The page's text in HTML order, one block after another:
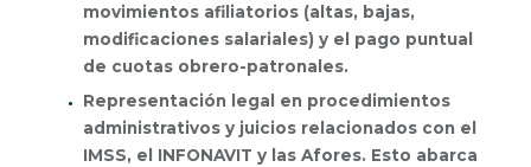
movimientos afiliatorios (altas, bajas,
modificaciones salariales) y el pago puntual
de cuotas obrero-patronales.
Representación legal en procedimientos
administrativos y juicios relacionados con el
IMSS, el INFONAVIT y las Afores. Esto abarca